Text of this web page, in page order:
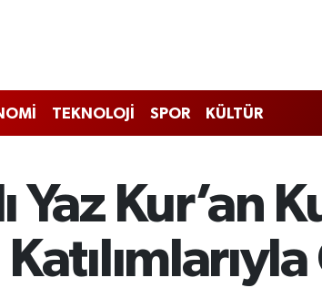
TEKNOLOJİ SPOR KÜLTÜR
Yaz Kur’an